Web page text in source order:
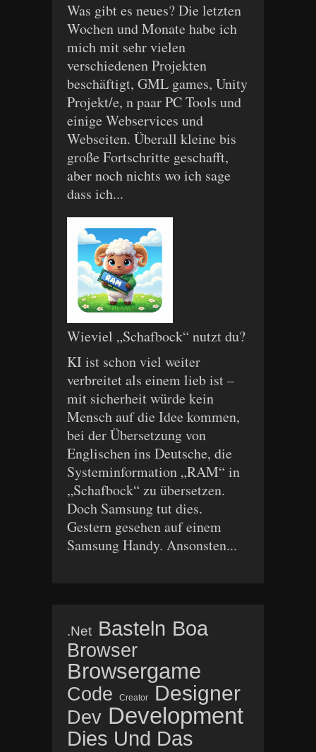
Was gibt es neues? Die letzten
Wochen und Monate habe ich
mich mit sehr vielen
verschiedenen Projekten
beschäftigt, GML games, Unity
Projekt/e, n paar PC Tools und
einige Webservices und
Webseiten. Überall kleine bis
große Fortschritte geschafft,
aber noch nichts wo ich sage
dass ich...
Wieviel „Schafbock“ nutzt du?
KI ist schon viel weiter
verbreitet als einem lieb ist –
mit sicherheit würde kein
Mensch auf die Idee kommen,
bei der Übersetzung von
Englischen ins Deutsche, die
Systeminformation „RAM“ in
„Schafbock“ zu übersetzen.
Doch Samsung tut dies.
Gestern gesehen auf einem
Samsung Handy. Ansonsten...
.net Basteln Boa
Browser
Browsergame
Code Creator Designer
Dev Development
Dies Und Das